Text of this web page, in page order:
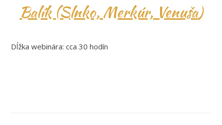
Balík (Slnko, Merkúr, Venuša)
Dĺžka webinára: cca 30 hodín